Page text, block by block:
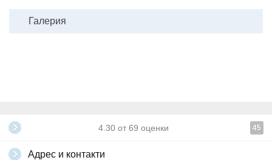
настаняване, е необходимо да отправите запитване към
Галерия
4.30 от 69 оценки 45
Адрес и контакти